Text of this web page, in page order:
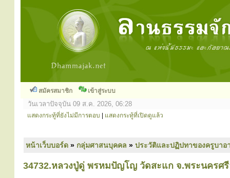
สมัครสมาชิก เข้าสู่ระบบ
วันเวลาปัจจุบัน 09 ส.ค. 2026, 06:28
แสดงกระทู้ที่ยังไม่มีการตอบ แสดงกระทู้ที่เปิดดูแล้ว
หน้าเว็บบอร์ด » กลุ่มศาสนบุคคล » ประวัติและปฏิปทาของครูบาอ
34732.หลวงปู่ดู่ พรหมปัญโญ วัดสะแก จ.พระนครศ